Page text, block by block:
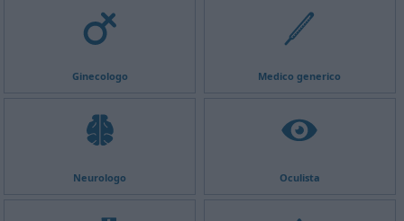
Ginecologo Medico generico
Neurologo Oculista